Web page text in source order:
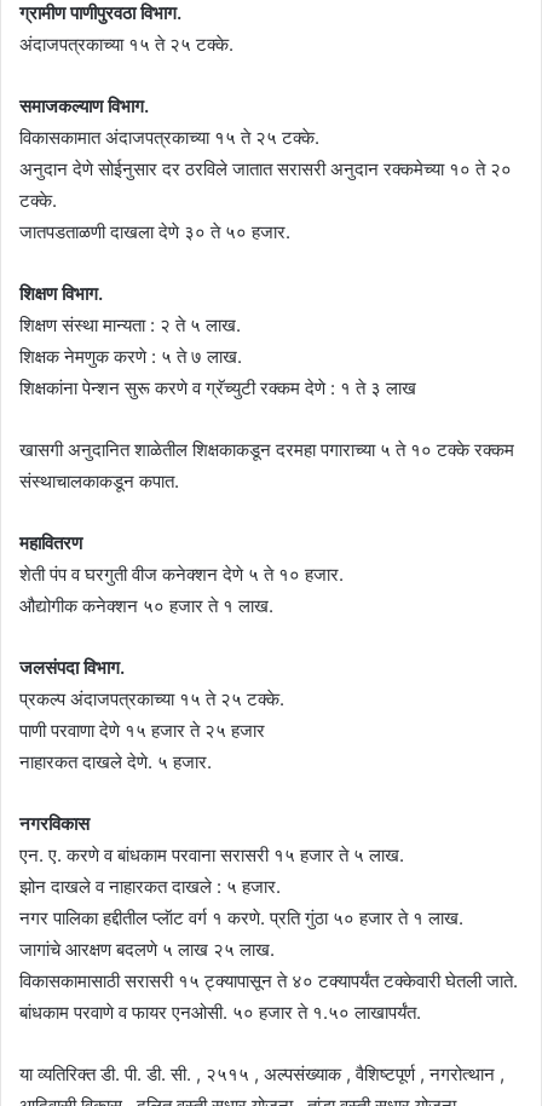
ग्रामीण पाणीपुरवठा विभाग.
अंदाजपत्रकाच्या १५ ते २५ टक्के.
समाजकल्याण विभाग.
विकासकामात अंदाजपत्रकाच्या १५ ते २५ टक्के.
अनुदान देणे सोईनुसार दर ठरविले जातात सरासरी अनुदान रक्कमेच्या १० ते २०
टक्के.
जातपडताळणी दाखला देणे ३० ते ५० हजार.
शिक्षण विभाग.
शिक्षण संस्था मान्यता : २ ते ५ लाख.
शिक्षक नेमणुक करणे : ५ ते ७ लाख.
शिक्षकांना पेन्शन सुरू करणे व ग्रॅच्युटी रक्कम देणे : १ ते ३ लाख
खासगी अनुदानित शाळेतील शिक्षकाकडून दरमहा पगाराच्या ५ ते १० टक्के रक्कम
संस्थाचालकाकडून कपात.
महावितरण
शेती पंप व घरगुती वीज कनेक्शन देणे ५ ते १० हजार.
औद्योगीक कनेक्शन ५० हजार ते १ लाख.
जलसंपदा विभाग.
प्रकल्प अंदाजपत्रकाच्या १५ ते २५ टक्के.
पाणी परवाणा देणे १५ हजार ते २५ हजार
नाहारकत दाखले देणे. ५ हजार.
नगरविकास
एन. ए. करणे व बांधकाम परवाना सरासरी १५ हजार ते ५ लाख.
झोन दाखले व नाहारकत दाखले : ५ हजार.
नगर पालिका हद्दीतील प्लॅाट वर्ग १ करणे. प्रति गुंठा ५० हजार ते १ लाख.
जागांचे आरक्षण बदलणे ५ लाख २५ लाख.
विकासकामासाठी सरासरी १५ ट्क्यापासून ते ४० टक्यापर्यंत टक्केवारी घेतली जाते.
बांधकाम परवाणे व फायर एनओसी. ५० हजार ते १.५० लाखापर्यंत.
या व्यतिरिक्त डी. पी. डी. सी. , २५१५ , अल्पसंख्याक , वैशिष्टपूर्ण , नगरोत्थान ,